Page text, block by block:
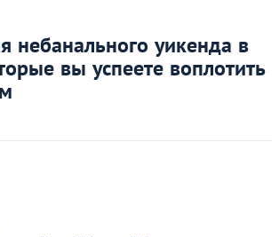
небанального уикенда в
вы успеете воплотить